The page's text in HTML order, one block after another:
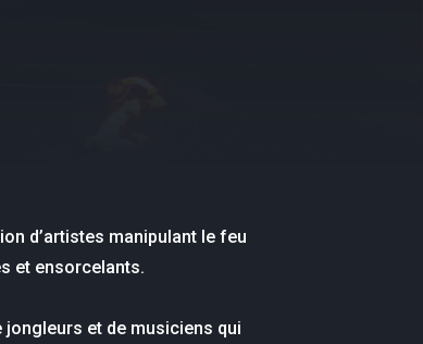
d’artistes manipulant le feu
et ensorcelants.
jongleurs et de musiciens qui